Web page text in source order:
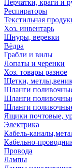
Перчатки, краги и
Респираторы
Текстильная
Хоз. инвентарь
Шнуры, веревки
Вёдра
Грабли и вилы
Лопаты и черенки
Хоз. товары разное
Щетки,
Шланги
Шланги
Шланги
Ящики почтовые,
Электрика
Кабель-
Кабельно-
Провода
Лампы